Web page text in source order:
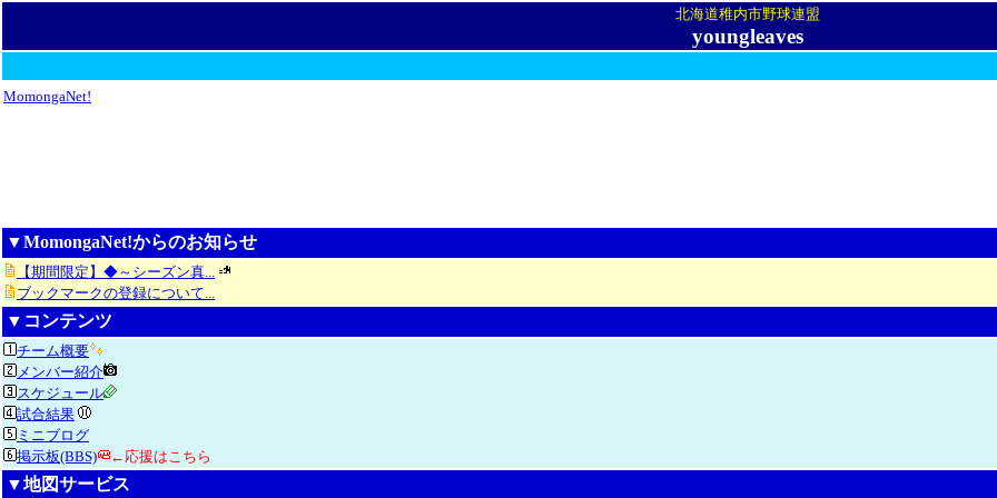
北海道稚内市野球連盟
youngleaves
MomongaNet!
▼MomongaNet!からのお知らせ
【期間限定】◆～シーズン真...
ブックマークの登録について...
▼コンテンツ
チーム概要
メンバー紹介
スケジュール
試合結果
ミニブログ
掲示板(BBS)
←応援はこちら
▼地図サービス